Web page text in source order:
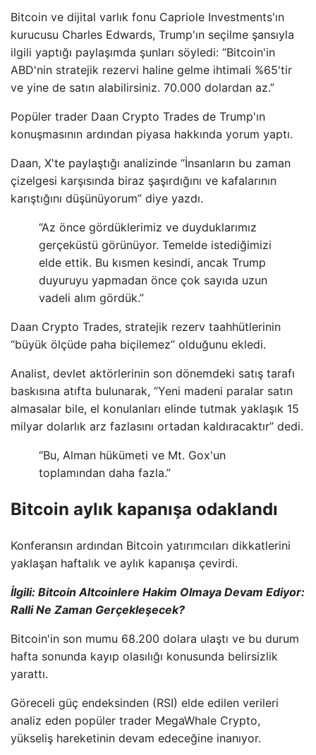
Bitcoin ve dijital varlık fonu Capriole Investments'ın
kurucusu Charles Edwards, Trump'ın seçilme şansıyla
ilgili yaptığı paylaşımda şunları söyledi: “Bitcoin'in
ABD'nin stratejik rezervi haline gelme ihtimali %65'tir
ve yine de satın alabilirsiniz. 70.000 dolardan az.”
Popüler trader Daan Crypto Trades de Trump'ın
konuşmasının ardından piyasa hakkında yorum yaptı.
Daan, X'te paylaştığı analizinde “İnsanların bu zaman
çizelgesi karşısında biraz şaşırdığını ve kafalarının
karıştığını düşünüyorum” diye yazdı.
“Az önce gördüklerimiz ve duyduklarımız
gerçeküstü görünüyor. Temelde istediğimizi
elde ettik. Bu kısmen kesindi, ancak Trump
duyuruyu yapmadan önce çok sayıda uzun
vadeli alım gördük.”
Daan Crypto Trades, stratejik rezerv taahhütlerinin
“büyük ölçüde paha biçilemez” olduğunu ekledi.
Analist, devlet aktörlerinin son dönemdeki satış tarafı
baskısına atıfta bulunarak, “Yeni madeni paralar satın
almasalar bile, el konulanları elinde tutmak yaklaşık 15
milyar dolarlık arz fazlasını ortadan kaldıracaktır” dedi.
“Bu, Alman hükümeti ve Mt. Gox'un
toplamından daha fazla.”
Bitcoin aylık kapanışa odaklandı
Konferansın ardından Bitcoin yatırımcıları dikkatlerini
yaklaşan haftalık ve aylık kapanışa çevirdi.
İlgili: Bitcoin Altcoinlere Hakim Olmaya Devam Ediyor:
Ralli Ne Zaman Gerçekleşecek?
Bitcoin'in son mumu 68.200 dolara ulaştı ve bu durum
hafta sonunda kayıp olasılığı konusunda belirsizlik
yarattı.
Göreceli güç endeksinden (RSI) elde edilen verileri
analiz eden popüler trader MegaWhale Crypto,
yükseliş hareketinin devam edeceğine inanıyor.